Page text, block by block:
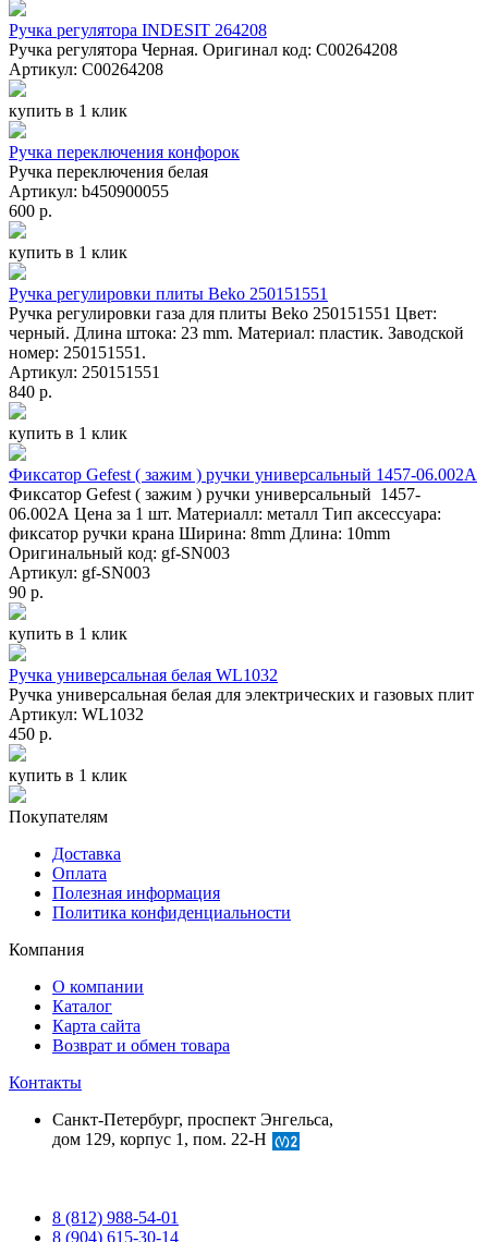
Ручка регулятора INDESIT 264208
Ручка регулятора Черная. Оригинал код: C00264208
Артикул: C00264208
купить в 1 клик
Ручка переключения конфорок
Ручка переключения белая
Артикул: b450900055
600 р.
купить в 1 клик
Ручка регулировки плиты Beko 250151551
Ручка регулировки газа для плиты Beko 250151551 Цвет:
черный. Длина штока: 23 mm. Материал: пластик. Заводской
номер: 250151551.
Артикул: 250151551
840 р.
купить в 1 клик
Фиксатор Gefest ( зажим ) ручки универсальный 1457-06.002А
Фиксатор Gefest ( зажим ) ручки универсальный 1457-
06.002А Цена за 1 шт. Материалл: металл Тип аксессуара:
фиксатор ручки крана Ширина: 8mm Длина: 10mm
Оригинальный код: gf-SN003
Артикул: gf-SN003
90 р.
купить в 1 клик
Ручка универсальная белая WL1032
Ручка универсальная белая для электрических и газовых плит
Артикул: WL1032
450 р.
купить в 1 клик
Покупателям
Доставка
Оплата
Полезная информация
Политика конфиденциальности
Компания
О компании
Каталог
Карта сайта
Возврат и обмен товара
Контакты
Санкт-Петербург, проспект Энгельса,
дом 129, корпус 1, пом. 22-Н
8 (812) 988-54-01
8 (904) 615-30-14